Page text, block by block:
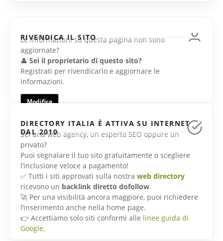
RIVENDICA IL SITO
Le informazioni su questa pagina non sono
aggiornate?
👤 Sei il proprietario di questo sito?
Registrati per rivendicarlo e aggiornare le
informazioni.
Modifica
DIRECTORY ITALIA È ATTIVA SU INTERNET
DAL 2010
Sei una web agency, un esperto SEO oppure un
privato?
Puoi segnalare il tuo sito gratuitamente o scegliere
l’inclusione veloce a pagamento!
✅ Tutti i siti approvati sulla nostra web directory
ricevono un backlink diretto dofollow.
🚀 Per una visibilità ancora maggiore, puoi richiedere
l’inserimento anche nella home page.
👉 Accettiamo solo siti conformi alle linee guida di
Google.